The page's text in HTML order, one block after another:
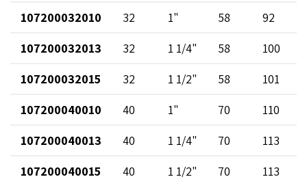
107200032010
32 1" 58
92
107200032013
32 1 1/4" 58
100
107200032015
32 1 1/2" 58
101
107200040010
40 1" 70
110
107200040013
40 1 1/4" 70
113
107200040015
40 1 1/2" 70
113